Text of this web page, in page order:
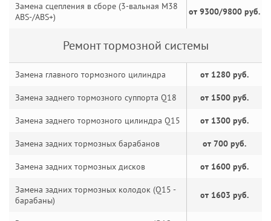
Замена сцепления в сборе (3-вальная M38
ABS-/ABS+)
от 9300/9800 руб.
Ремонт тормозной системы
Замена главного тормозного цилиндра от 1280 руб.
Замена заднего тормозного суппорта Q18 от 1500 руб.
Замена заднего тормозного цилиндра Q15 от 1300 руб.
Замена задних тормозных барабанов от 700 руб.
Замена задних тормозных дисков от 1600 руб.
Замена задних тормозных колодок (Q15 -
барабаны)
от 1603 руб.